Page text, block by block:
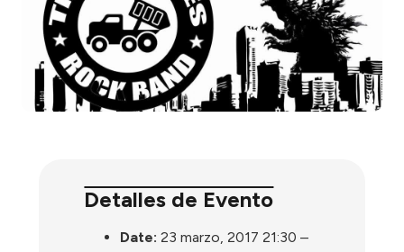
Detalles de Evento
Date: 23 marzo, 2017 21:30 –